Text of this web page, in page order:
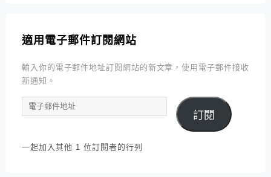
適用電子郵件訂閱網站
輸入你的電子郵件地址訂閱網站的新文章，使用電子郵件接收
新通知。
電
子
件
訂閱
一起加入其他 1 位訂閱者的行列